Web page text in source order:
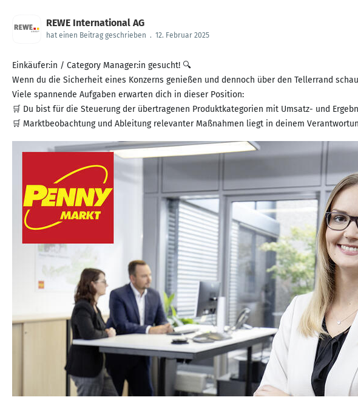
REWE International AG
hat einen Beitrag geschrieben . 12. Februar 2025
Einkäufer:in / Category Manager:in gesucht! 🔍
Wenn du die Sicherheit eines Konzerns genießen und dennoch über den Tellerrand
Viele spannende Aufgaben erwarten dich in dieser Position:
🛒 Du bist für die Steuerung der übertragenen Produktkategorien mit Umsatz- und
🛒 Marktbeobachtung und Ableitung relevanter Maßnahmen liegt in deinem